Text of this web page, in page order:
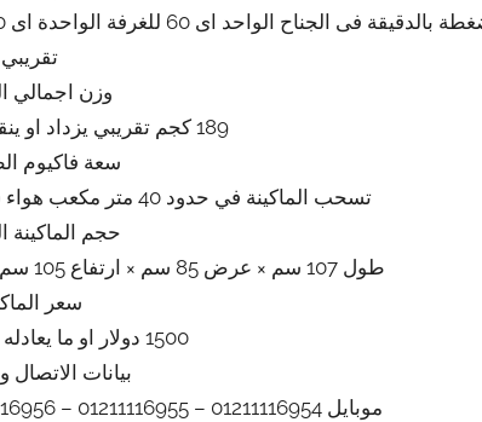
تقريبي
وزن اجمالي
189 كجم تقريبي يزداد او ينقص حسب التحديثات
سعة فاكيوم
تسحب الماكينة في حدود 40 متر مكعب هواء فاكيوم من الاكياس في الساعة تقريبي
حجم الماكينة
طول 107 سم × عرض 85 سم × ارتفاع 105 سم تقريبي يزداد او ينقص حسب التحديثات
سعر
1500 دولار او ما يعادله بالجنيه المصرى
بيانات الاتصال
موبايل 01211116954 – 01211116955 – 01211116956 – 01211116957 – 01211116958